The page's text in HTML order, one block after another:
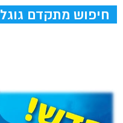
חיפוש מתקדם גוגל